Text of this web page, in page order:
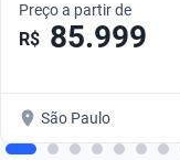
Preço a partir de
R$ 85.999
São Paulo